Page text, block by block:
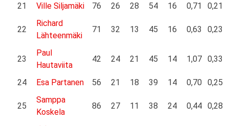
21 Ville Siljamäki 76 26 28 54 16 0,71 0,21
22
Richard
Lähteenmäki
71 32 13 45 16 0,63 0,23
23
Paul
Hautaviita
42 24 21 45 14 1,07 0,33
24 Esa Partanen 56 21 18 39 14 0,70 0,25
25
Samppa
Koskela
86 27 11 38 24 0,44 0,28